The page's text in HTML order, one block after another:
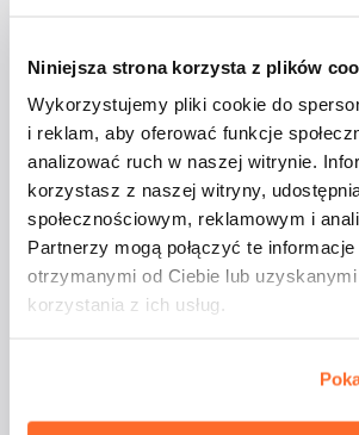
Niniejsza strona korzysta z plików
Wykorzystujemy pliki cookie do
i reklam, aby oferować funkcje
analizować ruch w naszej witrynie.
korzystasz z naszej witryny,
społecznościowym, reklamowym i
Partnerzy mogą połączyć te
otrzymanymi od Ciebie lub
korzystania z ich usług.
Studenci ATA na
majówkowym rejsie
„Automatyzacja